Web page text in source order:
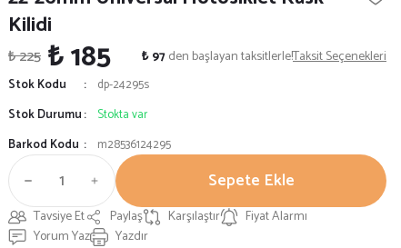
Kilidi
₺ 225 ₺ 185 ₺ 97den başlayan taksitlerle!Taksit Seçenekleri
Stok Kodu
dp-24295s
Stok Durumu
Stokta var
Barkod Kodu
m28536124295
Sepete Ekle
Tavsiye Et Paylaş Karşılaştır
Fiyat Alarmı
Yorum Yaz
Yazdır